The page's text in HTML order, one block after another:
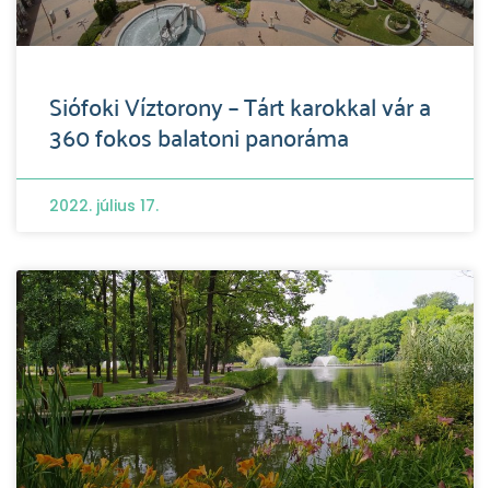
Siófoki Víztorony – Tárt karokkal vár a
360 fokos balatoni panoráma
2022. július 17.